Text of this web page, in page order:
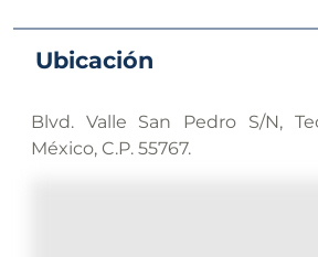
Ubicación
Blvd. Valle San Pedro S/N,
México, C.P. 55767.